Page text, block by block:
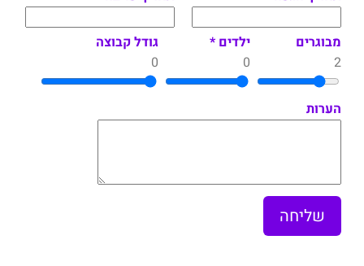
מבוגרים
2
ילדים *
0
גודל קבוצה
0
הערות